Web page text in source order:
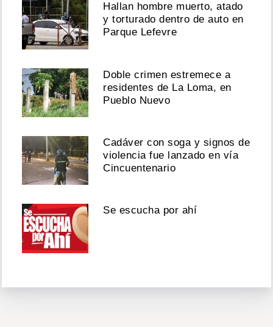
Hallan hombre muerto, atado
y torturado dentro de auto en
Parque Lefevre
Doble crimen estremece a
residentes de La Loma, en
Pueblo Nuevo
Cadáver con soga y signos de
violencia fue lanzado en vía
Cincuentenario
Se escucha por ahí